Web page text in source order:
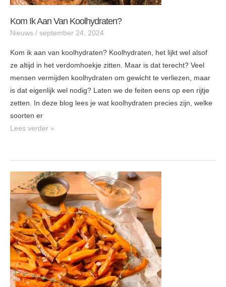
Kom Ik Aan Van Koolhydraten?
Nieuws / september 24, 2024
Kom ik aan van koolhydraten? Koolhydraten, het lijkt wel alsof
ze altijd in het verdomhoekje zitten. Maar is dat terecht? Veel
mensen vermijden koolhydraten om gewicht te verliezen, maar
is dat eigenlijk wel nodig? Laten we de feiten eens op een rijtje
zetten. In deze blog lees je wat koolhydraten precies zijn, welke
soorten er
Lees verder »
aardappelfriet
met
sla
en
burger